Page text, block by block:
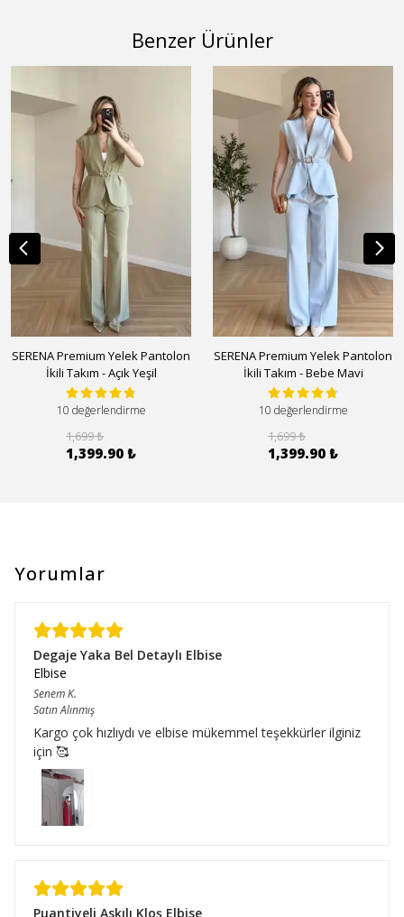
Benzer Ürünler
SERENA Premium Yelek Pantolon
İkili Takım - Açık Yeşil
10 değerlendirme
1,699 ₺
1,399.90 ₺
SERENA Premium Yelek Pantolon
İkili Takım - Bebe Mavi
10 değerlendirme
1,699 ₺
1,399.90 ₺
Yorumlar
Degaje Yaka Bel Detaylı Elbise
Elbise
SenemK.
Satın Alınmış
Kargo çok hızlıydı ve elbise mükemmel teşekkürler ilginiz
için 🥰
Puantiyeli Askılı Kloş Elbise